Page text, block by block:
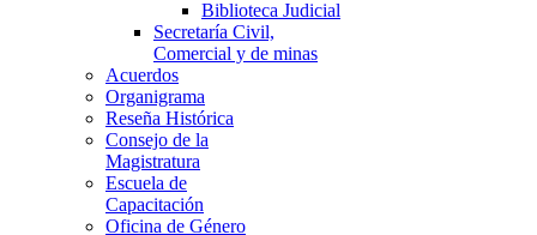
Biblioteca Judicial
Secretaría Civil,
Comercial y de minas
Acuerdos
Organigrama
Reseña Histórica
Consejo de la
Magistratura
Escuela de
Capacitación
Oficina de Género